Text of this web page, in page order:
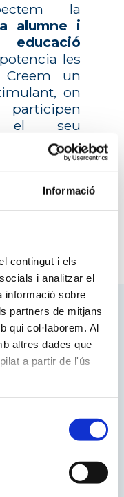
Informació
contingut i els
i analitzar el
informació sobre
partners de mitjans
qui col·laborem. Al
altres dades que
a partir de l'ús
la
alumne i
educació
les
un
on
el seu
i el
és
Som una
d’una
alumne
un
amb un
sòlids,
de 70 anys
una escola